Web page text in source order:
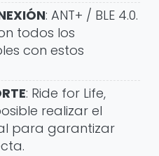
: ANT+ / BLE 4.0.
todos los
con estos
: Ride for Life,
realizar el
para garantizar